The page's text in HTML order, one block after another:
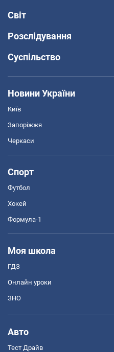
Світ
Розслідування
Суспільство
Новини України
Київ
Запоріжжя
Черкаси
Спорт
Футбол
Хокей
Формула-1
Моя школа
ГДЗ
Онлайн уроки
ЗНО
Авто
Тест Драйв